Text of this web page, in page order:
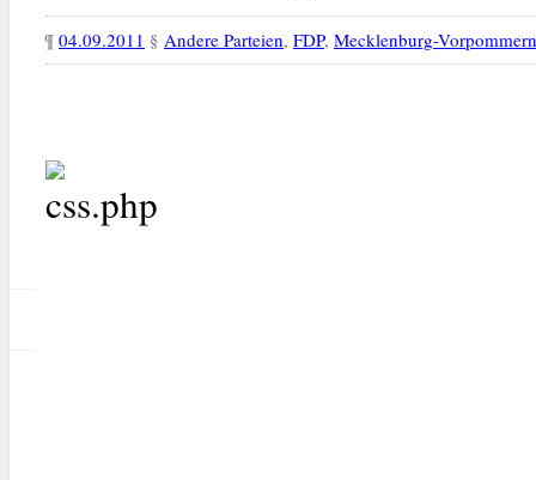
¶ 04.09.2011 § Andere Parteien, FDP, Mecklenburg-